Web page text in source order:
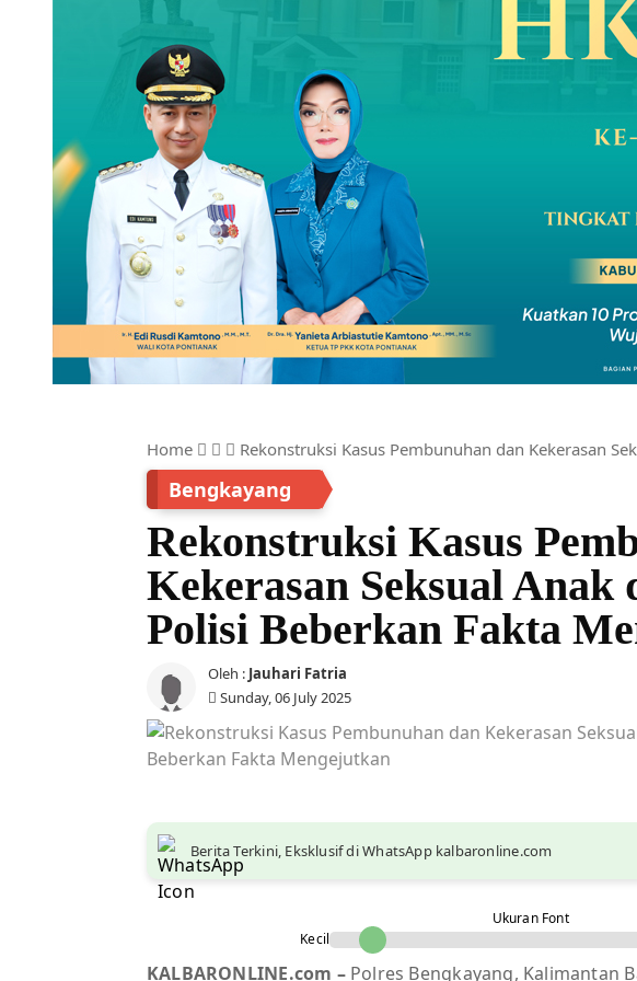
Home Rekonstruksi Kasus Pembunuhan dan Kekerasan
Bengkayang
Rekonstruksi Kasus
Kekerasan Seksual Anak
Polisi Beberkan Fakta
Oleh : Jauhari Fatria
Sunday, 06 July 2025
Berita Terkini, Eksklusif di WhatsApp kalbaronline.com
Ukuran Font
Kecil
KALBARONLINE.com – Polres Bengkayang, Kalimantan